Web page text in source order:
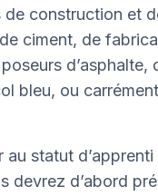
de construction et
ciment, de
d’asphalte,
bleu, ou
au statut
devrez d’abord